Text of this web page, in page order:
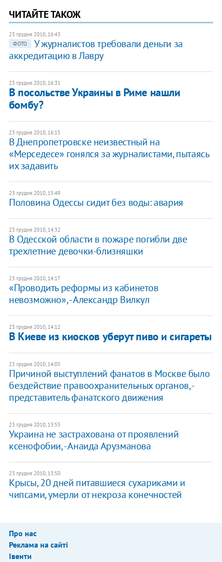
ЧИТАЙТЕ ТАКОЖ
23 грудня 2010, 16:43
ФОТО
У журналистов требовали деньги за
аккредитацию в Лавру
23 грудня 2010, 16:31
В посольстве Украины в Риме нашли
бомбу?
23 грудня 2010, 16:15
В Днепропетровске неизвестный на
«Мерседесе» гонялся за журналистами, пытаясь
их задавить
23 грудня 2010, 15:49
Половина Одессы сидит без воды: авария
23 грудня 2010, 14:32
В Одесской области в пожаре погибли две
трехлетние девочки-близняшки
23 грудня 2010, 14:17
«Проводить реформы из кабинетов
невозможно», - Александр Вилкул
23 грудня 2010, 14:12
​В Киеве из киосков уберут пиво и сигареты
23 грудня 2010, 14:05
Причиной выступлений фанатов в Москве было
бездействие правоохранительных органов, -
представитель фанатского движения
23 грудня 2010, 13:55
Украина не застрахована от проявлений
ксенофобии, - Анаида Арузманова
23 грудня 2010, 13:50
Крысы, 20 дней питавшиеся сухариками и
чипсами, умерли от некроза конечностей
Про нас
Реклама на сайті
Івенти